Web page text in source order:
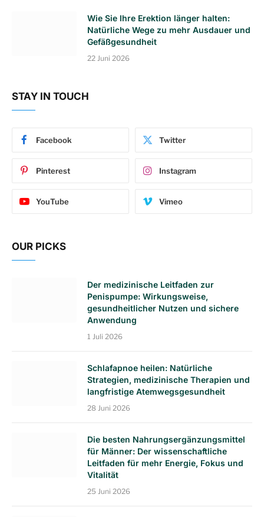
Wie Sie Ihre Erektion länger halten:
Natürliche Wege zu mehr Ausdauer und
Gefäßgesundheit
22 Juni 2026
STAY IN TOUCH
Facebook Twitter
Pinterest Instagram
YouTube Vimeo
OUR PICKS
Der medizinische Leitfaden zur
Penispumpe: Wirkungsweise,
gesundheitlicher Nutzen und sichere
Anwendung
1 Juli 2026
Schlafapnoe heilen: Natürliche
Strategien, medizinische Therapien und
langfristige Atemwegsgesundheit
28 Juni 2026
Die besten Nahrungsergänzungsmittel
für Männer: Der wissenschaftliche
Leitfaden für mehr Energie, Fokus und
Vitalität
25 Juni 2026